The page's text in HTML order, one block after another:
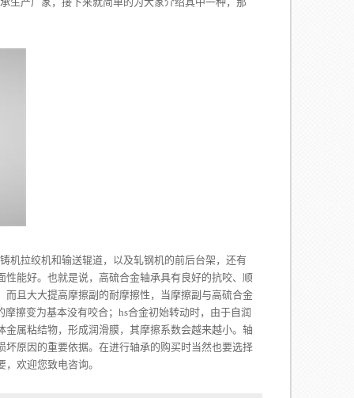
绞机和输送辊道，以及轧钢机的前后台架，还有
能好。也就是说，高硫合金轴承具有良好的抗咬、顺
且大大提高摩擦副的耐摩擦性，当摩擦副与高硫合金
擦变为基本没有咬合；hs合金初始转动时，由于自润
属粘结物，形成润滑膜，其摩擦系数会越来越小。轴
原因的重要依据。在进行轴承的购买时当然也要选择
欢迎您致电咨询。